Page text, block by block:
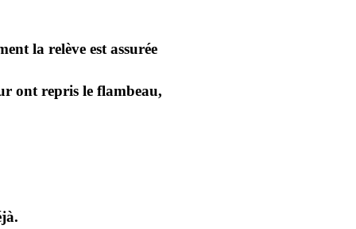
la relève est assurée
ont repris le flambeau,